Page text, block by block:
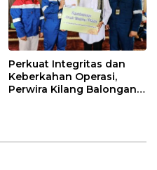
Perkuat Integritas dan
Keberkahan Operasi,
Perwira Kilang Balongan